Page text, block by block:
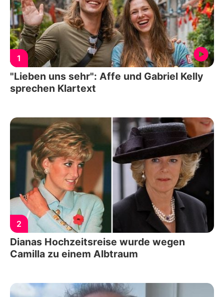
1
"Lieben uns sehr": Affe und Gabriel Kelly
sprechen Klartext
2
Dianas Hochzeitsreise wurde wegen
Camilla zu einem Albtraum